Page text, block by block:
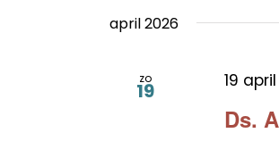
navigatie
Evenementen
met
april 2026
zo
19
Ds.
19